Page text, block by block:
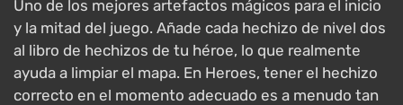
Uno de los mejores artefactos mágicos para el inicio
y la mitad del juego. Añade cada hechizo de nivel dos
al libro de hechizos de tu héroe, lo que realmente
ayuda a limpiar el mapa. En Heroes, tener el hechizo
correcto en el momento adecuado es a menudo tan